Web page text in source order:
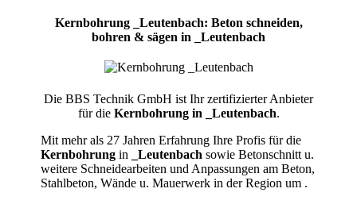
Kernbohrung _Leutenbach: Beton schneiden,
bohren & sägen in _Leutenbach
Die BBS Technik GmbH ist Ihr zertifizierter Anbieter
für die Kernbohrung in _Leutenbach.
Mit mehr als 27 Jahren Erfahrung Ihre Profis für die
Kernbohrung in _Leutenbach sowie Betonschnitt u.
weitere Schneidearbeiten und Anpassungen am Beton,
Stahlbeton, Wände u. Mauerwerk in der Region um .